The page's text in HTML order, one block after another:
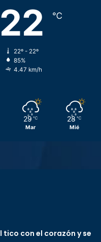
22 ℃
22º - 22º
85%
4.47 km/h
29 ℃
Mar
28 ℃
Mié
tico con el corazón y se